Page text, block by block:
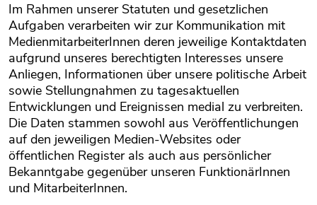
Im Rahmen unserer Statuten und gesetzlichen
Aufgaben verarbeiten wir zur Kommunikation mit
MedienmitarbeiterInnen deren jeweilige Kontaktdaten
aufgrund unseres berechtigten Interesses unsere
Anliegen, Informationen über unsere politische Arbeit
sowie Stellungnahmen zu tagesaktuellen
Entwicklungen und Ereignissen medial zu verbreiten.
Die Daten stammen sowohl aus Veröffentlichungen
auf den jeweiligen Medien-Websites oder
öffentlichen Register als auch aus persönlicher
Bekanntgabe gegenüber unseren FunktionärInnen
und MitarbeiterInnen.